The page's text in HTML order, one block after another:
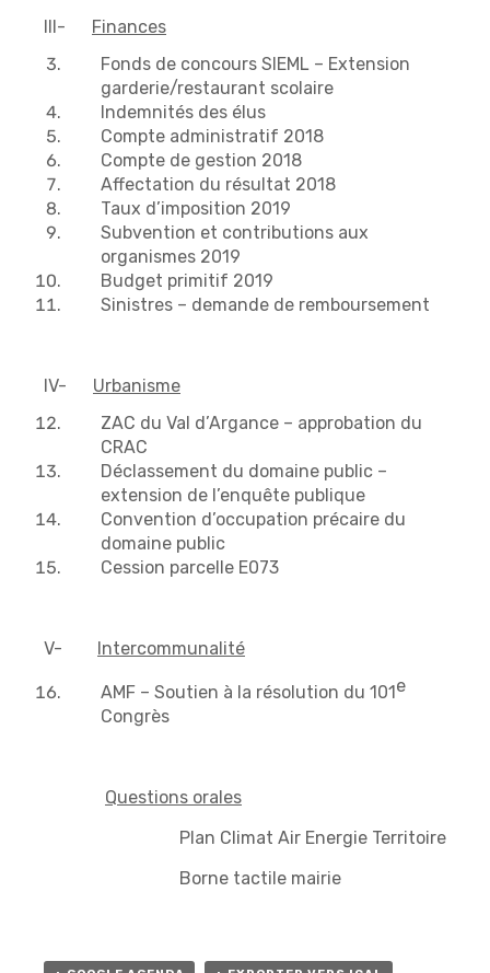
III- Finances
Fonds de concours SIEML – Extension
garderie/restaurant scolaire
Indemnités des élus
Compte administratif 2018
Compte de gestion 2018
Affectation du résultat 2018
Taux d’imposition 2019
Subvention et contributions aux
organismes 2019
Budget primitif 2019
Sinistres – demande de remboursement
IV- Urbanisme
ZAC du Val d’Argance – approbation du
CRAC
Déclassement du domaine public –
extension de l’enquête publique
Convention d’occupation précaire du
domaine public
Cession parcelle E073
V- Intercommunalité
AMF – Soutien à la résolution du 101 e
Congrès
Questions orales
Plan Climat Air Energie Territoire
Borne tactile mairie